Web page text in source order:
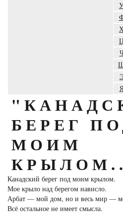
БЕРЕГ
МОИМ
Канадский берег под моим крылом.
Мое крыло над берегом нависло.
Арбат — мой дом, но и весь мир —
Всё остальное не имеет смысла.